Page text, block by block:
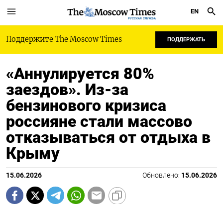
РУССКАЯ СЛУЖБА
EN
Поддержите The Moscow Times ПОДДЕРЖАТЬ
«Аннулируется 80%
заездов». Из-за
бензинового кризиса
россияне стали массово
отказываться от отдыха в
Крыму
15.06.2026 Обновлено: 15.06.2026